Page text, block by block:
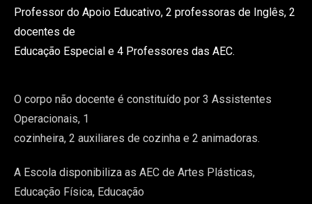
Professor do Apoio Educativo, 2 professoras de Inglês, 2
docentes de
Educação Especial e 4 Professores das AEC.
O corpo não docente é constituído por 3 Assistentes
Operacionais, 1
cozinheira, 2 auxiliares de cozinha e 2 animadoras.
A Escola disponibiliza as AEC de Artes Plásticas,
Educação Física, Educação